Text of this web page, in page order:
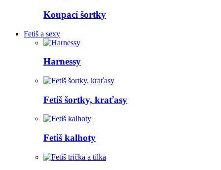
Koupací šortky
Fetiš a sexy
Harnessy
Fetiš šortky, kraťasy
Fetiš kalhoty